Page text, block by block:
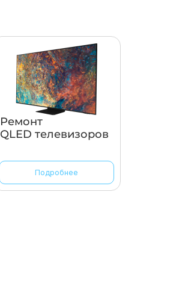
Ремонт
QLED телевизоров
Подробнее